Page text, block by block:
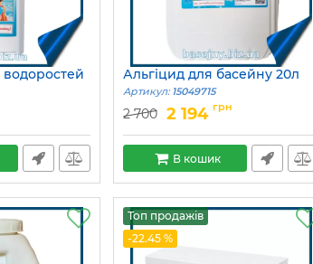
водоростей
Альгіцид для басейну 20л
Артикул: 15049715
2 700 2 194 грн
В кошик
Топ продажів
-22.45 %